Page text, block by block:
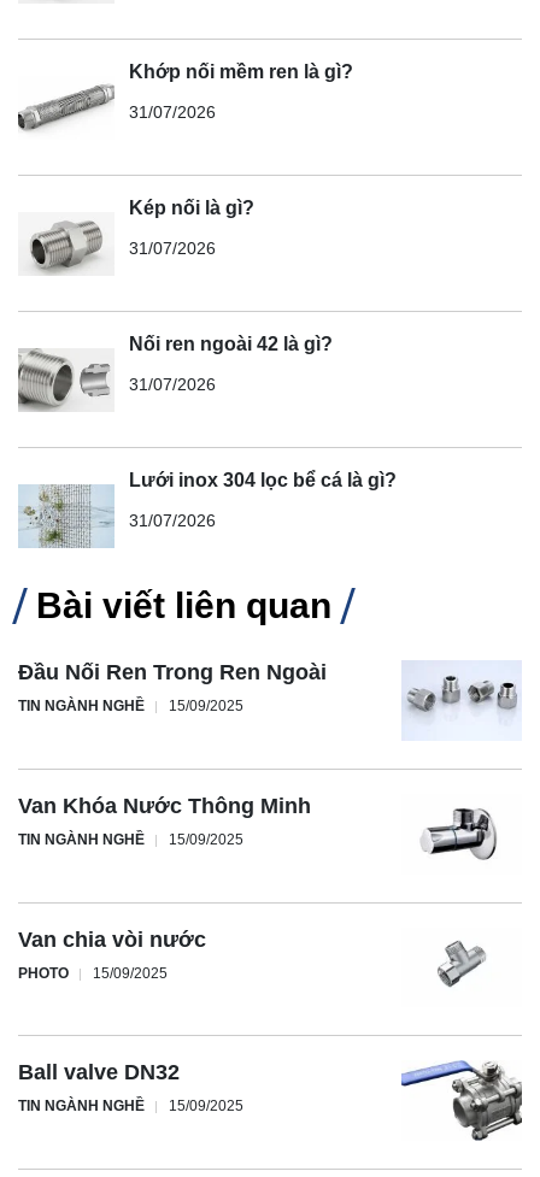
Khớp nối mềm ren là gì?
31/07/2026
Kép nối là gì?
31/07/2026
Nối ren ngoài 42 là gì?
31/07/2026
Lưới inox 304 lọc bể cá là gì?
31/07/2026
Bài viết liên quan
Đầu Nối Ren Trong Ren Ngoài
TIN NGÀNH NGHỀ 15/09/2025
Van Khóa Nước Thông Minh
TIN NGÀNH NGHỀ 15/09/2025
Van chia vòi nước
PHOTO 15/09/2025
Ball valve DN32
TIN NGÀNH NGHỀ 15/09/2025